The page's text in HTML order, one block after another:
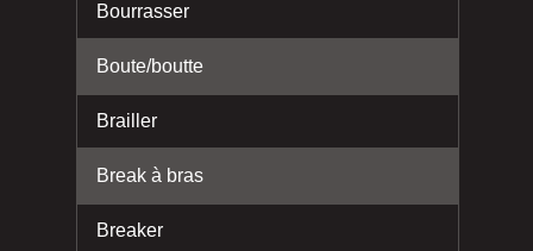
Bourrasser
Boute/boutte
Brailler
Break à bras
Breaker